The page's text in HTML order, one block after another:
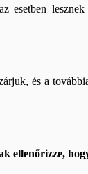
esetben
és a
ellenőrizze,